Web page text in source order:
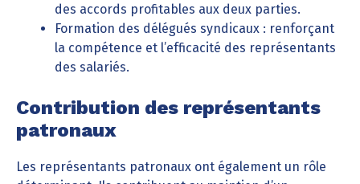
des accords profitables aux deux parties.
Formation des délégués syndicaux : renforçant
la compétence et l’efficacité des représentants
des salariés.
Contribution des représentants
patronaux
Les représentants patronaux ont également un rôle